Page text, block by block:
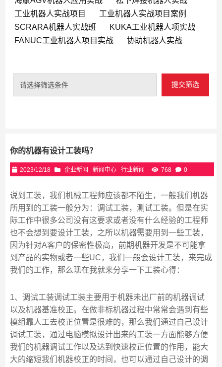
工业机器人实战项目
工业机器人实战项目案例
SCRARA机器人实战班
KUKA工业机器人项实战
FANUC工业机器人项目实战
协助机器人实战
请选择筛选条件 提交筛选
你的机器有设计工装吗？
2023/12/18 企业新闻 新闻中心 行业新闻 768 0
说到工装，我们机械工程师应该都不陌生，一般我们机器
所用到的工装一般分为：调试工装，测试工装。但是在实
际工作中很多公司没有这要求或者没有什么经验的工程师
也不会想到要设计工装，之所以机器需要用到一些工装，
因为针对A客户的保密性极高，前期机器开发是不可能拿
到产品的实物或者一些UC，我们一般会设计工装，来完成
我们的工作，那么现在我就来分享一下工装心得：
1、调试工装调试工装主要用于机器未出厂前的机器调试
以及机器基准校正。在做非标机器过程中常常会遇到有些
模组靠人工去校正位置是很难的，那么我们通过自己设计
调试工装，通过电脑模拟设计出来的工装一方面能够方便
我们的机器调试工作以及达到快速校正位置的作用，能大
大的缩短我们机器校正的时间，也可以通过自己设计的调